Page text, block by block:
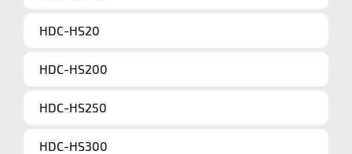
HDC-HS20
HDC-HS200
HDC-HS250
HDC-HS300